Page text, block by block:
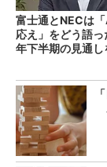
富士通とNECは
応え」をどう語
年下半期の見通し